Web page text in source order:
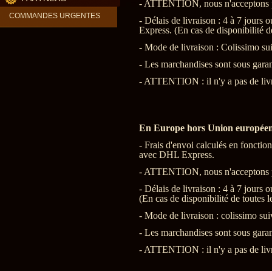
COMMANDES URGENTES
- ATTENTION, nous n'acceptons
- Délais de livraison : 4 à 7 jours
Express. (En cas de disponibilité
- Mode de livraison : Colissimo
- Les marchandises sont sous
- ATTENTION : il n'y a pas de
En Europe hors Union
- Frais d'envoi calculés en
avec DHL Express.
- ATTENTION, nous n'acceptons
- Délais de livraison : 4 à 7 jours
(En cas de disponibilité de toutes
- Mode de livraison : colissimo
- Les marchandises sont sous
- ATTENTION : il n'y a pas de